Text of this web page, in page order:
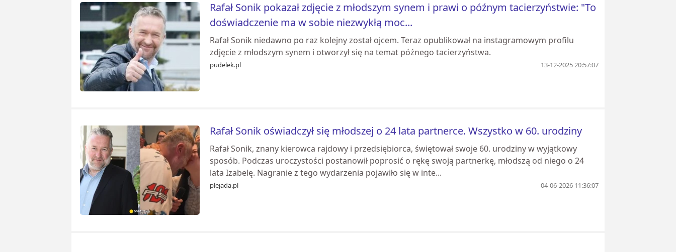
Rafał Sonik pokazał zdjęcie z młodszym synem i prawi o późnym tacierzyństwie: "To
doświadczenie ma w sobie niezwykłą moc...
Rafał Sonik niedawno po raz kolejny został ojcem. Teraz opublikował na instagramowym profilu
zdjęcie z młodszym synem i otworzył się na temat późnego tacierzyństwa.
pudelek.pl 13-12-2025 20:57:07
Rafał Sonik oświadczył się młodszej o 24 lata partnerce. Wszystko w 60. urodziny
Rafał Sonik, znany kierowca rajdowy i przedsiębiorca, świętował swoje 60. urodziny w wyjątkowy
sposób. Podczas uroczystości postanowił poprosić o rękę swoją partnerkę, młodszą od niego o 24
lata Izabelę. Nagranie z tego wydarzenia pojawiło się w inte...
plejada.pl 04-06-2026 11:36:07